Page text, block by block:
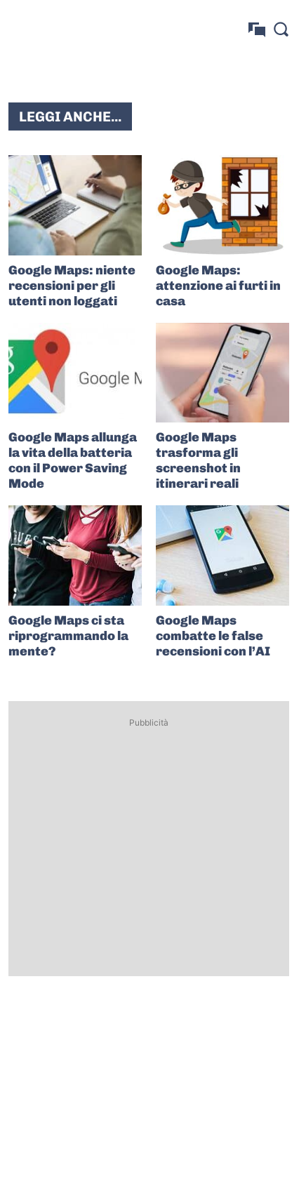
LEGGI ANCHE...
Google Maps: niente
recensioni per gli
utenti non loggati
Google Maps:
attenzione ai furti in
casa
Google Maps allunga
la vita della batteria
con il Power Saving
Mode
Google Maps
trasforma gli
screenshot in
itinerari reali
Google Maps ci sta
riprogrammando la
mente?
Google Maps
combatte le false
recensioni con l’AI
Pubblicità